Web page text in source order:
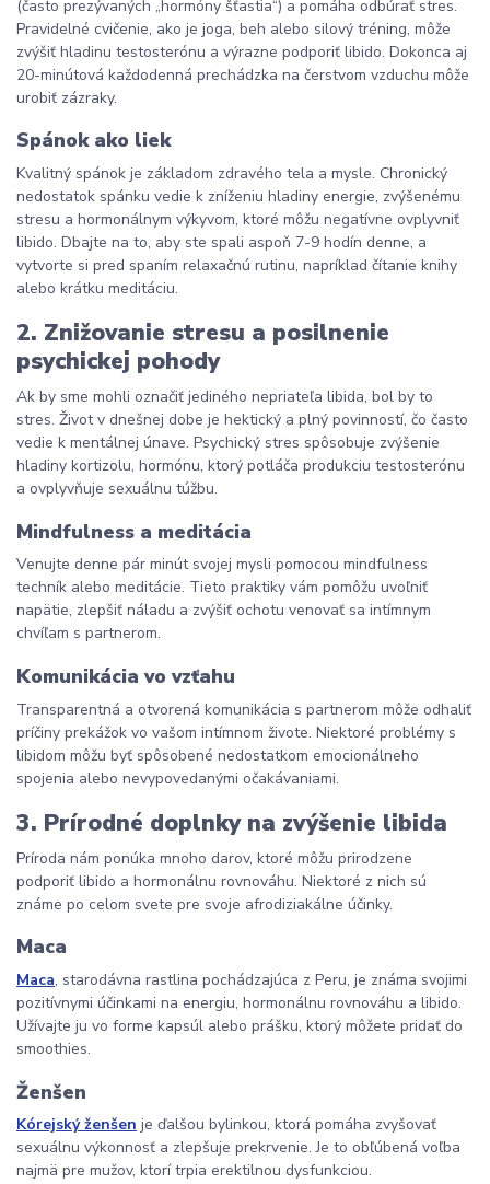
(často prezývaných „hormóny šťastia“) a pomáha odbúrať stres.
Pravidelné cvičenie, ako je joga, beh alebo silový tréning, môže
zvýšiť hladinu testosterónu a výrazne podporiť libido. Dokonca aj
20-minútová každodenná prechádzka na čerstvom vzduchu môže
urobiť zázraky.
Spánok ako liek
Kvalitný spánok je základom zdravého tela a mysle. Chronický
nedostatok spánku vedie k zníženiu hladiny energie, zvýšenému
stresu a hormonálnym výkyvom, ktoré môžu negatívne ovplyvniť
libido. Dbajte na to, aby ste spali aspoň 7-9 hodín denne, a
vytvorte si pred spaním relaxačnú rutinu, napríklad čítanie knihy
alebo krátku meditáciu.
2. Znižovanie stresu a posilnenie
psychickej pohody
Ak by sme mohli označiť jediného nepriateľa libida, bol by to
stres. Život v dnešnej dobe je hektický a plný povinností, čo často
vedie k mentálnej únave. Psychický stres spôsobuje zvýšenie
hladiny kortizolu, hormónu, ktorý potláča produkciu testosterónu
a ovplyvňuje sexuálnu túžbu.
Mindfulness a meditácia
Venujte denne pár minút svojej mysli pomocou mindfulness
techník alebo meditácie. Tieto praktiky vám pomôžu uvoľniť
napätie, zlepšiť náladu a zvýšiť ochotu venovať sa intímnym
chvíľam s partnerom.
Komunikácia vo vzťahu
Transparentná a otvorená komunikácia s partnerom môže odhaliť
príčiny prekážok vo vašom intímnom živote. Niektoré problémy s
libidom môžu byť spôsobené nedostatkom emocionálneho
spojenia alebo nevypovedanými očakávaniami.
3. Prírodné doplnky na zvýšenie libida
Príroda nám ponúka mnoho darov, ktoré môžu prirodzene
podporiť libido a hormonálnu rovnováhu. Niektoré z nich sú
známe po celom svete pre svoje afrodiziakálne účinky.
Maca
Maca, starodávna rastlina pochádzajúca z Peru, je známa svojimi
pozitívnymi účinkami na energiu, hormonálnu rovnováhu a libido.
Užívajte ju vo forme kapsúl alebo prášku, ktorý môžete pridať do
smoothies.
Ženšen
Kórejský ženšen je ďalšou bylinkou, ktorá pomáha zvyšovať
sexuálnu výkonnosť a zlepšuje prekrvenie. Je to obľúbená voľba
najmä pre mužov, ktorí trpia erektilnou dysfunkciou.